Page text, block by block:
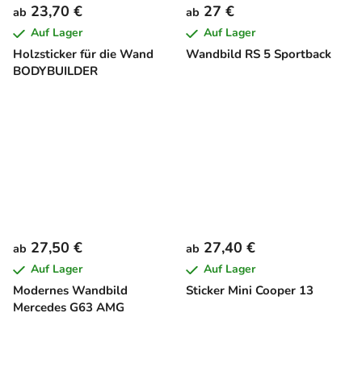
Holzsticker für die Wand
BODYBUILDER
ab 23,70 €
Auf Lager
Wandbild RS 5 Sportback
ab 27 €
Auf Lager
Modernes Wandbild
Mercedes G63 AMG
ab 27,50 €
Auf Lager
Sticker Mini Cooper 13
ab 27,40 €
Auf Lager